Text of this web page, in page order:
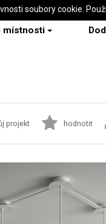
místnosti
projekt hodnotit
soubory cookie.